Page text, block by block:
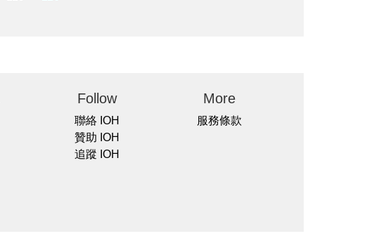
Follow
聯絡 IOH
贊助 IOH
追蹤 IOH
More
服務條款